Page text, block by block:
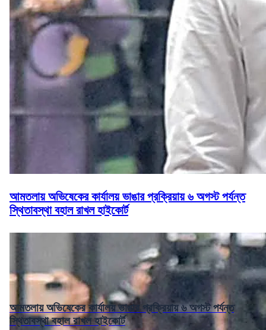
আমতলায় অভিষেকের কার্যালয় ভাঙার প্রক্রিয়ায় ৬ অগস্ট পর্যন্ত
স্থিতাবস্থা বহাল রাখল হাইকোর্ট
আমতলায় অভিষেকের কার্যালয় ভাঙার প্রক্রিয়ায় ৬ অগস্ট পর্যন্ত
স্থিতাবস্থা বহাল রাখল হাইকোর্ট